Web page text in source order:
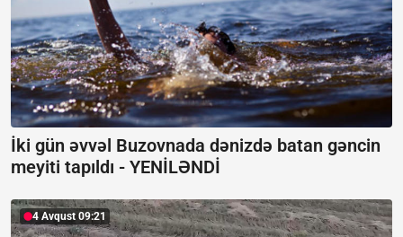
İki gün əvvəl Buzovnada dənizdə batan gəncin
meyiti tapıldı - YENİLƏNDİ
4 Avqust 09:21